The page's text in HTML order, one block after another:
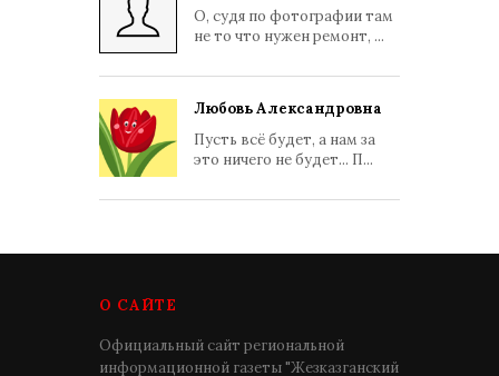
О, судя по фотографии там
не то что нужен ремонт, ...
Любовь Александровна
Пусть всё будет, а нам за
это ничего не будет... П...
О САЙТЕ
Официальный сайт региональной
информационной газеты "Жезказганский